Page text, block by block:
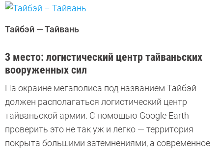
Тайбэй — Тайвань
3 место: логистический центр тайваньских
вооруженных сил
На окраине мегаполиса под названием Тайбэй
должен располагаться логистический центр
тайваньской армии. С помощью Google Earth
проверить это не так уж и легко — территория
покрыта большими затемнениями, а современное